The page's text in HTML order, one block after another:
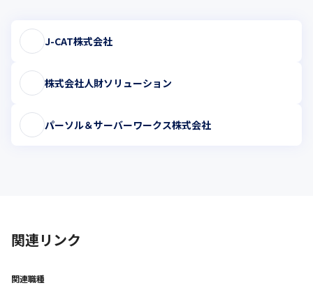
J-CAT株式会社
株式会社人財ソリューション
パーソル＆サーバーワークス株式会社
関連リンク
関連職種